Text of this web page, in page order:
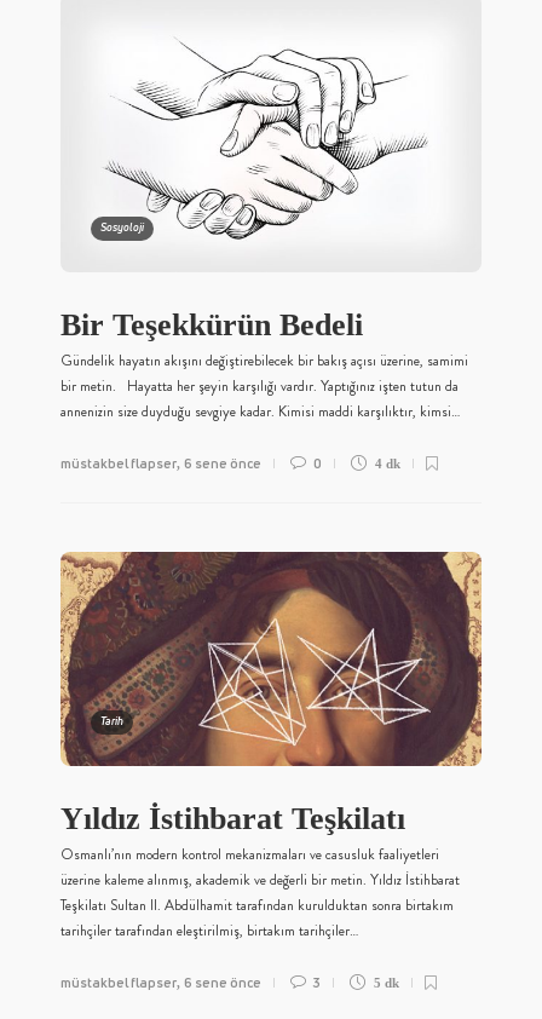
Sosyoloji
Bir Teşekkürün Bedeli
Gündelik hayatın akışını değiştirebilecek bir bakış açısı üzerine, samimi
bir metin. Hayatta her şeyin karşılığı vardır. Yaptığınız işten tutun da
annenizin size duyduğu sevgiye kadar. Kimisi maddi karşılıktır, kimsi…
müstakbel flapser, 6 sene önce 0 4 dk
Tarih
Yıldız İstihbarat Teşkilatı
Osmanlı’nın modern kontrol mekanizmaları ve casusluk faaliyetleri
üzerine kaleme alınmış, akademik ve değerli bir metin. Yıldız İstihbarat
Teşkilatı Sultan II. Abdülhamit tarafından kurulduktan sonra birtakım
tarihçiler tarafından eleştirilmiş, birtakım tarihçiler…
müstakbel flapser, 6 sene önce 3 5 dk